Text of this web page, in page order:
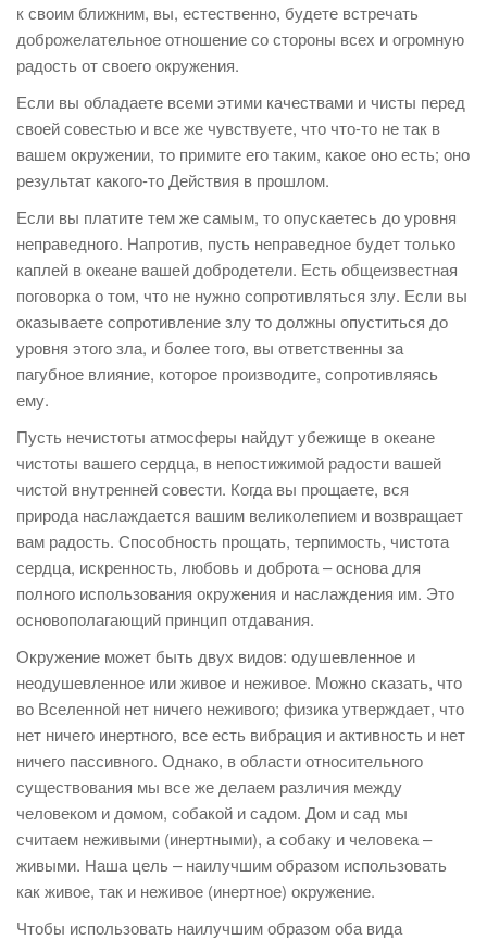
к своим ближним, вы, естественно, будете встречать
доброжелательное отношение со стороны всех и огромную
радость от своего окружения.
Если вы обладаете всеми этими качествами и чисты перед
своей совестью и все же чувствуете, что что-то не так в
вашем окружении, то примите его таким, какое оно есть; оно
результат какого-то Действия в прошлом.
Если вы платите тем же самым, то опускаетесь до уровня
неправедного. Напротив, пусть неправедное будет только
каплей в океане вашей добродетели. Есть общеизвестная
поговорка о том, что не нужно сопротивляться злу. Если вы
оказываете сопротивление злу то должны опуститься до
уровня этого зла, и более того, вы ответственны за
пагубное влияние, которое производите, сопротивляясь
ему.
Пусть нечистоты атмосферы найдут убежище в океане
чистоты вашего сердца, в непостижимой радости вашей
чистой внутренней совести. Когда вы прощаете, вся
природа наслаждается вашим великолепием и возвращает
вам радость. Способность прощать, терпимость, чистота
сердца, искренность, любовь и доброта – основа для
полного использования окружения и наслаждения им. Это
основополагающий принцип отдавания.
Окружение может быть двух видов: одушевленное и
неодушевленное или живое и неживое. Можно сказать, что
во Вселенной нет ничего неживого; физика утверждает, что
нет ничего инертного, все есть вибрация и активность и нет
ничего пассивного. Однако, в области относительного
существования мы все же делаем различия между
человеком и домом, собакой и садом. Дом и сад мы
считаем неживыми (инертными), а собаку и человека –
живыми. Наша цель – наилучшим образом использовать
как живое, так и неживое (инертное) окружение.
Чтобы использовать наилучшим образом оба вида